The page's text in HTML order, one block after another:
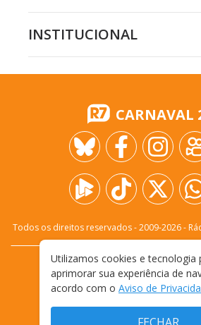
INSTITUCIONAL
CARNAVAL
Todos os direitos reservados - 2009-2026-
FALE CONOSCO
TERMOS E CONDIÇÕES DE
Utilizamos cookies e tecnologia
aprimorar sua experiência de
acordo com o Aviso de